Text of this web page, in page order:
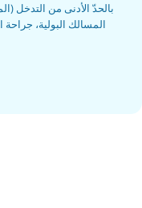
بالحدّ الأدنى من التدخل
المسالك البولية،
تشمل الخدمات الرئيسية